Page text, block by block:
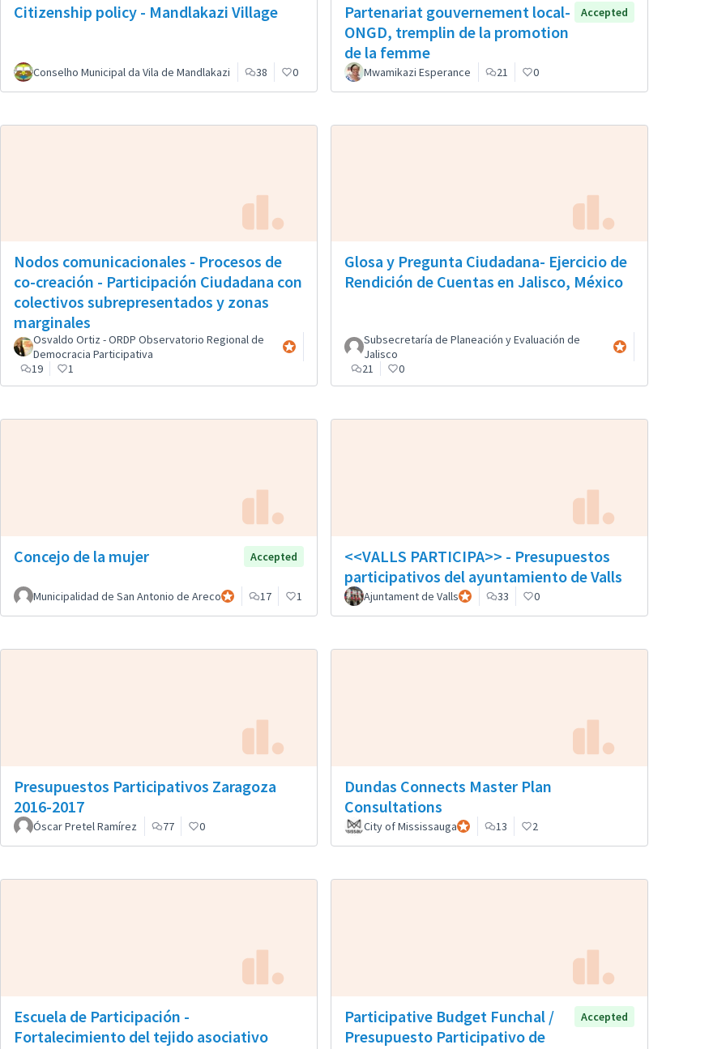
Citizenship policy - Mandlakazi Village
Conselho Municipal da Vila de Mandlakazi 38 0
Partenariat gouvernement local-
ONGD, tremplin de la promotion
de la femme
Accepted
Mwamikazi Esperance 21 0
Nodos comunicacionales - Procesos de
co-creación - Participación Ciudadana con
colectivos subrepresentados y zonas
marginales
Osvaldo Ortiz - ORDP Observatorio Regional de
Democracia Participativa
Participante oficial
19
1
Glosa y Pregunta Ciudadana- Ejercicio de
Rendición de Cuentas en Jalisco, México
Subsecretaría de Planeación y Evaluación de
Jalisco
Participante oficial
21
0
Concejo de la mujer Accepted
Municipalidad de San Antonio de ArecoParticipante oficial
17 1
<<VALLS PARTICIPA>> - Presupuestos
participativos del ayuntamiento de Valls
Ajuntament de VallsParticipante oficial
33 0
Presupuestos Participativos Zaragoza
2016-2017
Óscar Pretel Ramírez 77 0
Dundas Connects Master Plan
Consultations
City of MississaugaParticipante oficial
13 2
Escuela de Participación -
Fortalecimiento del tejido asociativo
Participative Budget Funchal /
Presupuesto Participativo de
Accepted